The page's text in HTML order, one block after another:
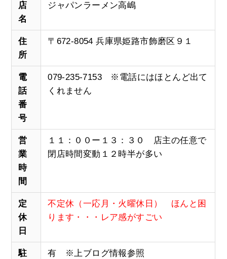
店
名
ジャパンラーメン高嶋
住
所
〒672-8054 兵庫県姫路市飾磨区９１
電
話
番
号
079-235-7153 ※電話にはほとんど出て
くれません
営
業
時
間
１１：００ー１３：３０ 店主の任意で
閉店時間変動１２時半が多い
定
休
日
不定休（一応月・火曜休日） ほんと困
ります・・・レア感がすごい
駐
有 ※上ブログ情報参照